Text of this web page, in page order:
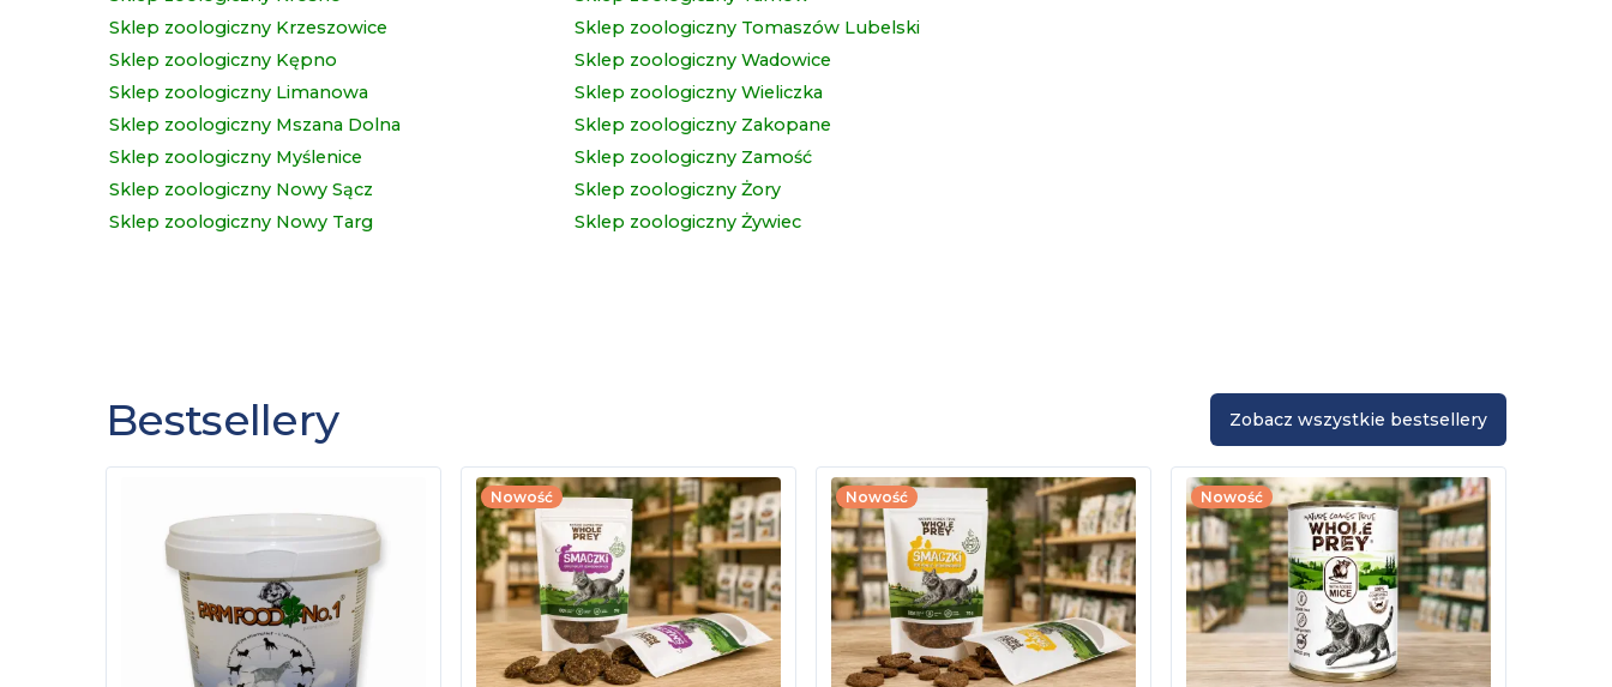
Sklep zoologiczny Krzeszowice
Sklep zoologiczny Kępno
Sklep zoologiczny Limanowa
Sklep zoologiczny Mszana Dolna
Sklep zoologiczny Myślenice
Sklep zoologiczny Nowy Sącz
Sklep zoologiczny Nowy Targ
Sklep zoologiczny Tomaszów Lubelski
Sklep zoologiczny Wadowice
Sklep zoologiczny Wieliczka
Sklep zoologiczny Zakopane
Sklep zoologiczny Zamość
Sklep zoologiczny Żory
Sklep zoologiczny Żywiec
Bestsellery Zobacz wszystkie bestsellery
Nowość Nowość Nowość